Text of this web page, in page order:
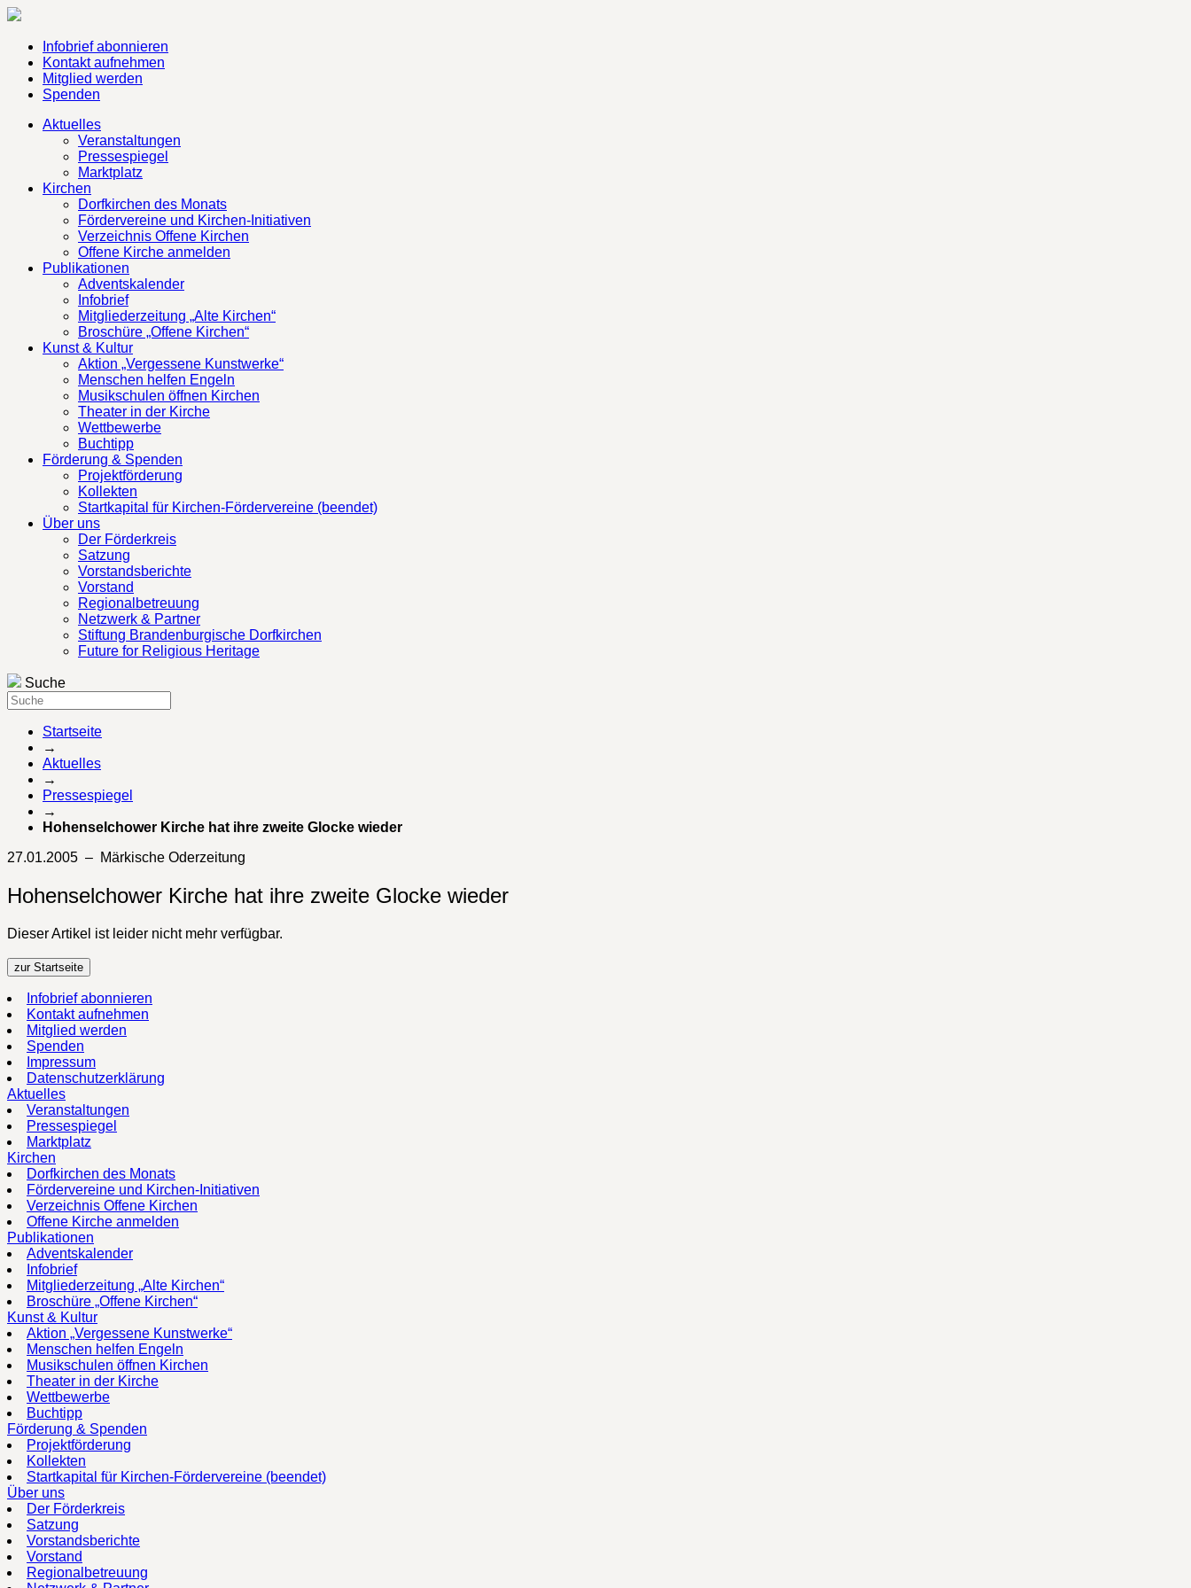
Infobrief abonnieren
Kontakt aufnehmen
Mitglied werden
Spenden
Aktuelles
Veranstaltungen
Pressespiegel
Marktplatz
Kirchen
Dorfkirchen des Monats
Fördervereine und Kirchen-Initiativen
Verzeichnis Offene Kirchen
Offene Kirche anmelden
Publikationen
Adventskalender
Infobrief
Mitgliederzeitung „Alte Kirchen“
Broschüre „Offene Kirchen“
Kunst & Kultur
Aktion „Vergessene Kunstwerke“
Menschen helfen Engeln
Musikschulen öffnen Kirchen
Theater in der Kirche
Wettbewerbe
Buchtipp
Förderung & Spenden
Projektförderung
Kollekten
Startkapital für Kirchen-Fördervereine (beendet)
Über uns
Der Förderkreis
Satzung
Vorstandsberichte
Vorstand
Regionalbetreuung
Netzwerk & Partner
Stiftung Brandenburgische Dorfkirchen
Future for Religious Heritage
Suche
Startseite
→
Aktuelles
→
Pressespiegel
→
Hohenselchower Kirche hat ihre zweite Glocke wieder
27.01.2005 – Märkische Oderzeitung
Hohenselchower Kirche hat ihre zweite Glocke wieder
Dieser Artikel ist leider nicht mehr verfügbar.
zur Startseite
Infobrief abonnieren
Kontakt aufnehmen
Mitglied werden
Spenden
Impressum
Datenschutzerklärung
Aktuelles
Veranstaltungen
Pressespiegel
Marktplatz
Kirchen
Dorfkirchen des Monats
Fördervereine und Kirchen-Initiativen
Verzeichnis Offene Kirchen
Offene Kirche anmelden
Publikationen
Adventskalender
Infobrief
Mitgliederzeitung „Alte Kirchen“
Broschüre „Offene Kirchen“
Kunst & Kultur
Aktion „Vergessene Kunstwerke“
Menschen helfen Engeln
Musikschulen öffnen Kirchen
Theater in der Kirche
Wettbewerbe
Buchtipp
Förderung & Spenden
Projektförderung
Kollekten
Startkapital für Kirchen-Fördervereine (beendet)
Über uns
Der Förderkreis
Satzung
Vorstandsberichte
Vorstand
Regionalbetreuung